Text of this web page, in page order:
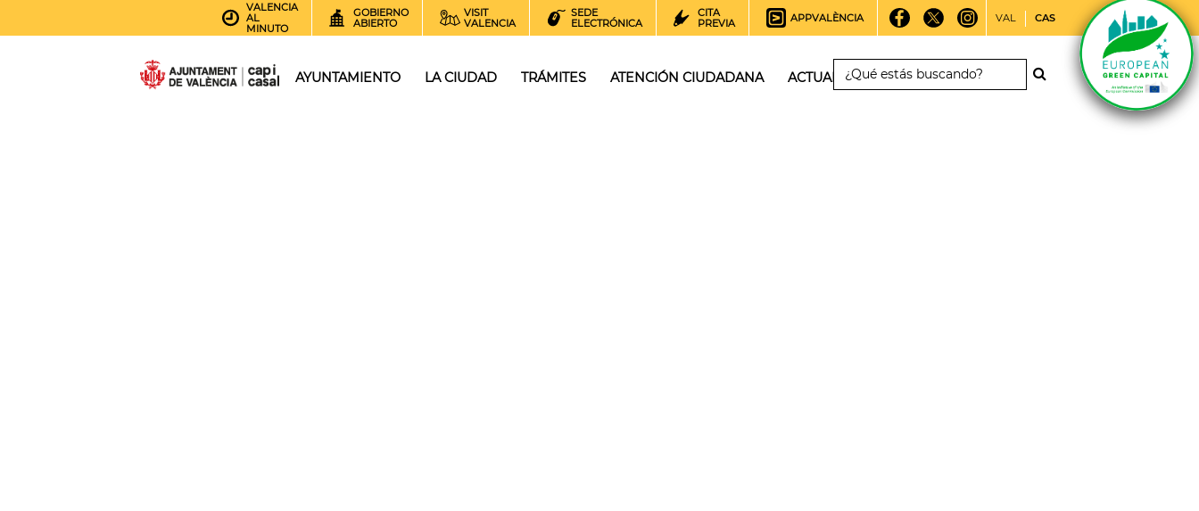
VALENCIA
AL
MINUTO
GOBIERNO
ABIERTO
VISIT
VALENCIA
SEDE
ELECTRÓNICA
CITA
PREVIA
APPVALÈNCIA VAL CAS
AYUNTAMIENTO LA CIUDAD TRÁMITES ATENCIÓN CIUDADANA ACTUALIDAD